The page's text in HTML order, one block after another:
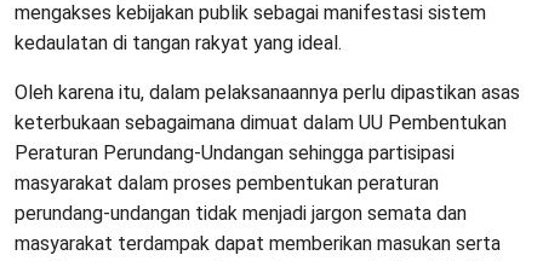
mengakses kebijakan publik sebagai manifestasi sistem
kedaulatan di tangan rakyat yang ideal.
Oleh karena itu, dalam pelaksanaannya perlu dipastikan asas
keterbukaan sebagaimana dimuat dalam UU Pembentukan
Peraturan Perundang-Undangan sehingga partisipasi
masyarakat dalam proses pembentukan peraturan
perundang-undangan tidak menjadi jargon semata dan
masyarakat terdampak dapat memberikan masukan serta